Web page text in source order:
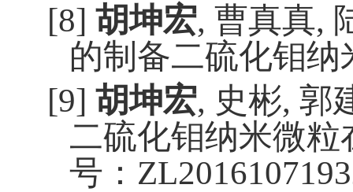
[8] 胡坤宏, 曹真真,
的制备二硫化钼
[9] 胡坤宏, 史彬, 郭
二硫化钼纳米微
号：